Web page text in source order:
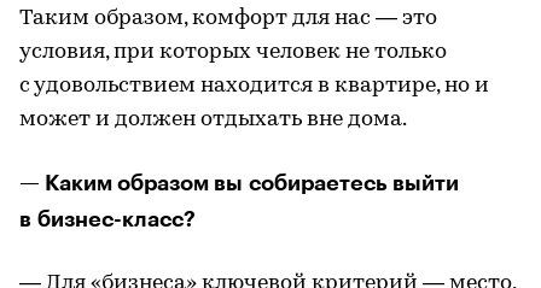
Таким образом, комфорт для нас — это
условия, при которых человек не только
с удовольствием находится в квартире, но и
может и должен отдыхать вне дома.
— Каким образом вы собираетесь выйти
в бизнес-класс?
— Для «бизнеса» ключевой критерий — место,